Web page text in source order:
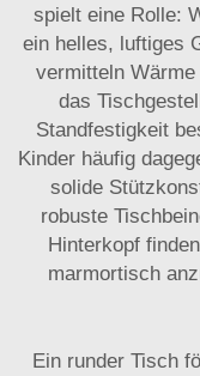
spielt eine Rolle:
ein helles, luftiges
vermitteln
das
Standfestigkeit
Kinder häufig
solide
robuste
Hinterkopf
marmortisch
Ein runder Tisch